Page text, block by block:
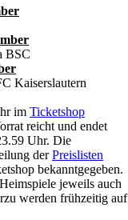
BSC
Kaiserslautern
im Ticketshop
reicht und endet
Uhr. Die
derPreislisten
bekanntgegeben.
jeweils auch
werden frühzeitig auf